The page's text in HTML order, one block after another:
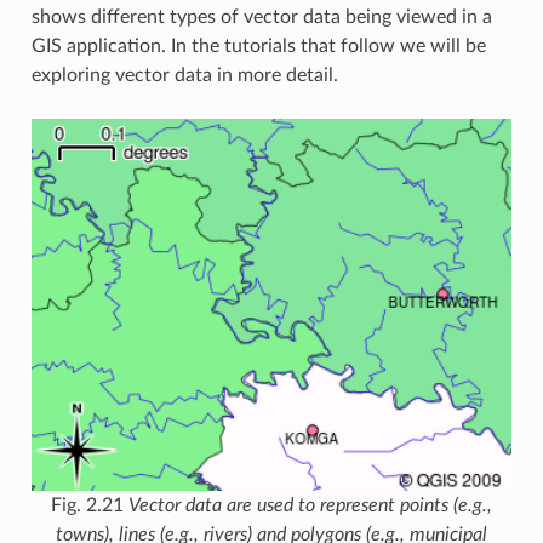
shows different types of vector data being viewed in a
GIS application. In the tutorials that follow we will be
exploring vector data in more detail.
Fig. 2.21 Vector data are used to represent points (e.g.,
towns), lines (e.g., rivers) and polygons (e.g., municipal